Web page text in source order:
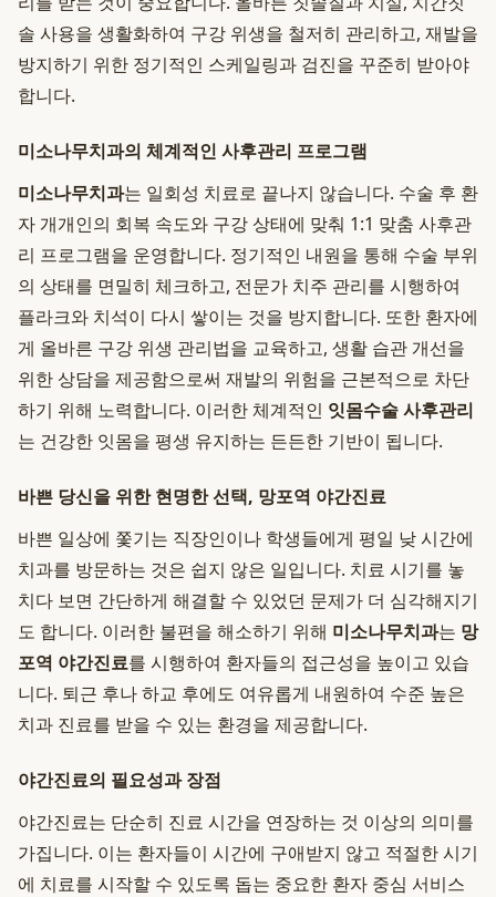
솔 사용을 생활화하여 구강 위생을 철저히 관리하고, 재발을
방지하기 위한 정기적인 스케일링과 검진을 꾸준히 받아야
합니다.
미소나무치과의 체계적인 사후관리 프로그램
미소나무치과는 일회성 치료로 끝나지 않습니다. 수술 후 환
자 개개인의 회복 속도와 구강 상태에 맞춰 1:1 맞춤 사후관
리 프로그램을 운영합니다. 정기적인 내원을 통해 수술 부위
의 상태를 면밀히 체크하고, 전문가 치주 관리를 시행하여
플라크와 치석이 다시 쌓이는 것을 방지합니다. 또한 환자에
게 올바른 구강 위생 관리법을 교육하고, 생활 습관 개선을
위한 상담을 제공함으로써 재발의 위험을 근본적으로 차단
하기 위해 노력합니다. 이러한 체계적인 잇몸수술 사후관리
는 건강한 잇몸을 평생 유지하는 든든한 기반이 됩니다.
바쁜 당신을 위한 현명한 선택, 망포역 야간진료
바쁜 일상에 쫓기는 직장인이나 학생들에게 평일 낮 시간에
치과를 방문하는 것은 쉽지 않은 일입니다. 치료 시기를 놓
치다 보면 간단하게 해결할 수 있었던 문제가 더 심각해지기
도 합니다. 이러한 불편을 해소하기 위해 미소나무치과는 망
포역 야간진료를 시행하여 환자들의 접근성을 높이고 있습
니다. 퇴근 후나 하교 후에도 여유롭게 내원하여 수준 높은
치과 진료를 받을 수 있는 환경을 제공합니다.
야간진료의 필요성과 장점
야간진료는 단순히 진료 시간을 연장하는 것 이상의 의미를
가집니다. 이는 환자들이 시간에 구애받지 않고 적절한 시기
에 치료를 시작할 수 있도록 돕는 중요한 환자 중심 서비스